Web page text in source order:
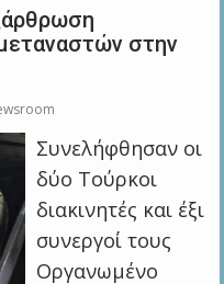
στην
Συνελήφθησαν οι
δύο Τούρκοι
διακινητές και έξι
συνεργοί τους
Οργανωμένο